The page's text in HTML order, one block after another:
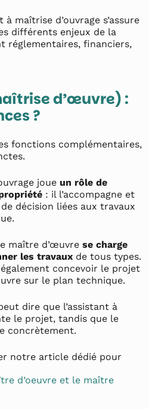
maîtrise d’ouvrage s’assure
différents enjeux de la
réglementaires, financiers,
d’œuvre) :
?
fonctions complémentaires,
joue un rôle de
: il l’accompagne et
de décision liées aux travaux
maître d’œuvre se charge
les travaux de tous types.
concevoir le projet
sur le plan technique.
dire que l’assistant à
le projet, tandis que le
concrètement.
notre article dédié pour
d’oeuvre et le maître